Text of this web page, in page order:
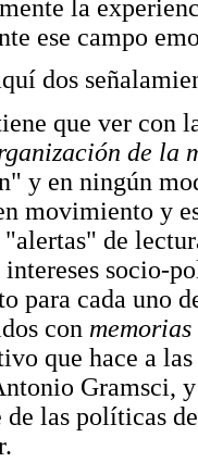
la
ese campo
dos
que ver con
de la
y en ningún
movimiento y
"alertas" de
socio-
para cada uno
con
que hace a las
Gramsci,
de las políticas